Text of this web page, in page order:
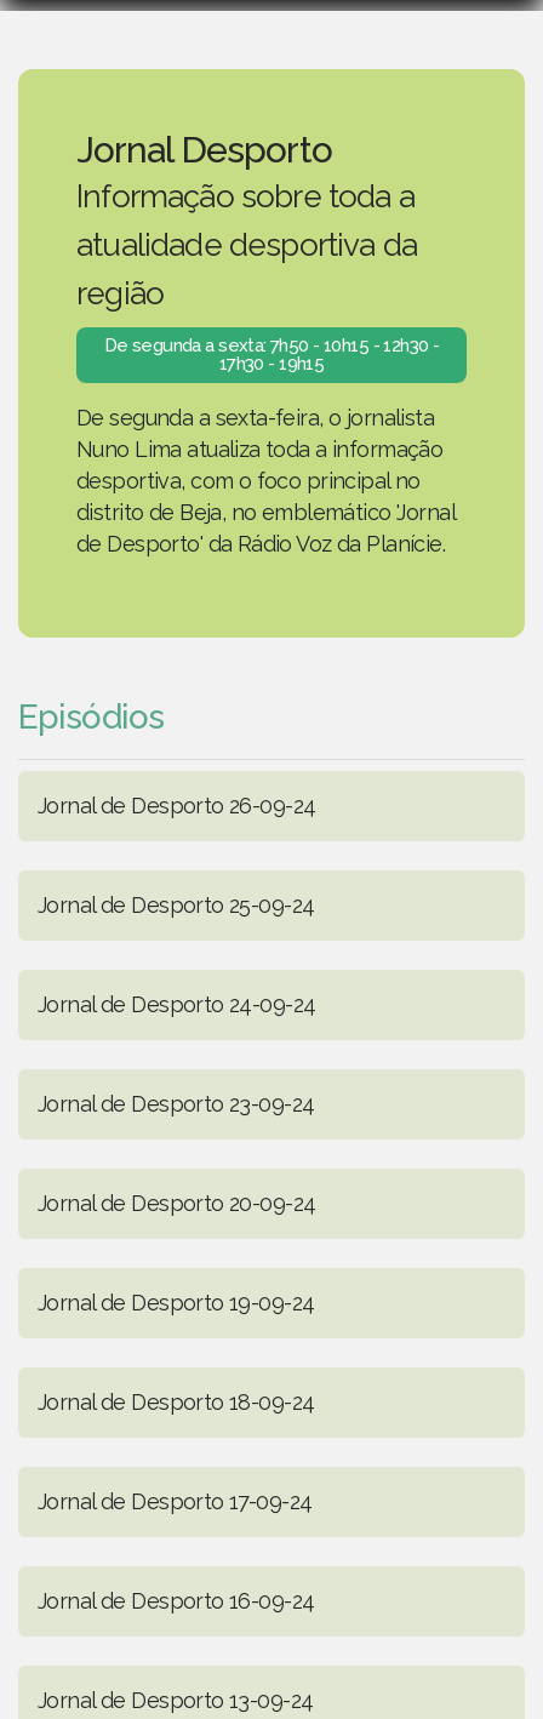
Jornal Desporto
Informação sobre toda a
atualidade desportiva da
região
De segunda a sexta: 7h50 - 10h15 - 12h30 -
17h30 - 19h15
De segunda a sexta-feira, o jornalista
Nuno Lima atualiza toda a informação
desportiva, com o foco principal no
distrito de Beja, no emblemático 'Jornal
de Desporto' da Rádio Voz da Planície.
Episódios
Jornal de Desporto 26-09-24
Jornal de Desporto 25-09-24
Jornal de Desporto 24-09-24
Jornal de Desporto 23-09-24
Jornal de Desporto 20-09-24
Jornal de Desporto 19-09-24
Jornal de Desporto 18-09-24
Jornal de Desporto 17-09-24
Jornal de Desporto 16-09-24
Jornal de Desporto 13-09-24